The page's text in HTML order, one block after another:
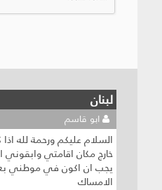
لبنان
ابو قاسم
السلام عليكم ورحمة لله
خارج مكان اقامتي
يجب ان اكون في موطني
الامساك